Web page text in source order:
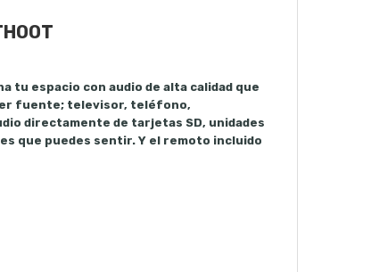
tu espacio con audio de alta calidad que
fuente; televisor, teléfono,
directamente de tarjetas SD, unidades
que puedes sentir. Y el remoto incluido